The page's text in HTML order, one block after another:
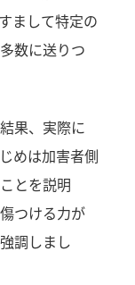
まして特定の
数に送りつ
果、実際に
めは加害者側
とを説明
つける力が
調しまし